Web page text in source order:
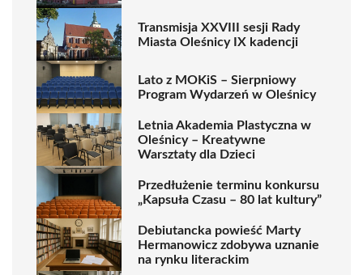
Transmisja XXVIII sesji Rady
Miasta Oleśnicy IX kadencji
Lato z MOKiS – Sierpniowy
Program Wydarzeń w Oleśnicy
Letnia Akademia Plastyczna w
Oleśnicy – Kreatywne
Warsztaty dla Dzieci
Przedłużenie terminu konkursu
„Kapsuła Czasu – 80 lat kultury”
Debiutancka powieść Marty
Hermanowicz zdobywa uznanie
na rynku literackim